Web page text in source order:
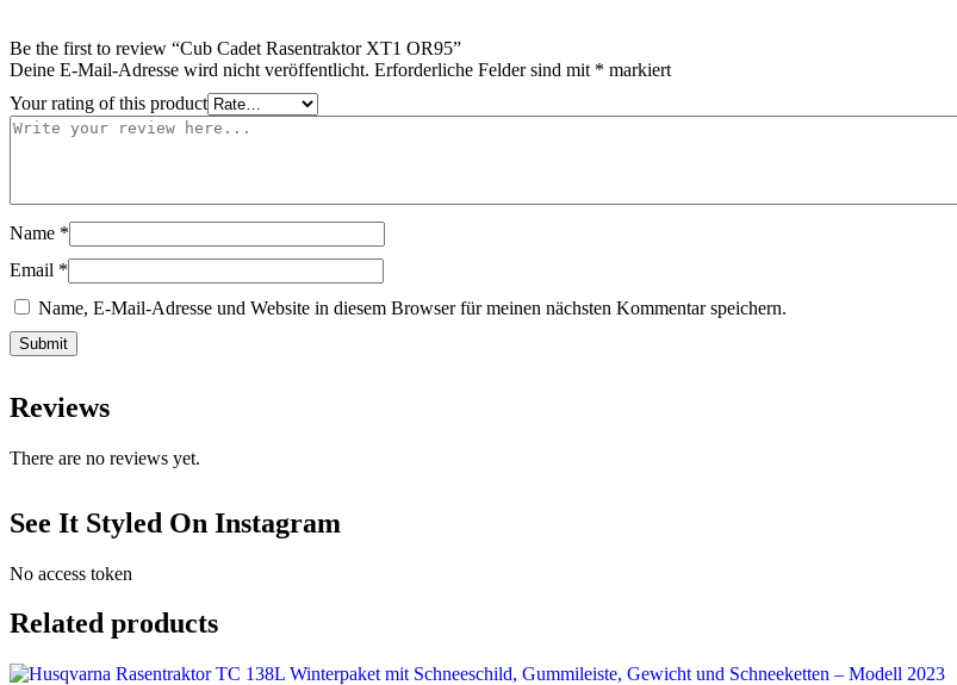
Be the first to review “Cub Cadet Rasentraktor XT1 OR95”
Deine E-Mail-Adresse wird nicht veröffentlicht. Erforderliche Felder sind mit * markiert
Your rating of this product
Name *
Email *
Name, E-Mail-Adresse und Website in diesem Browser für meinen nächsten Kommentar speichern.
Reviews
There are no reviews yet.
See It Styled On Instagram
No access token
Related products